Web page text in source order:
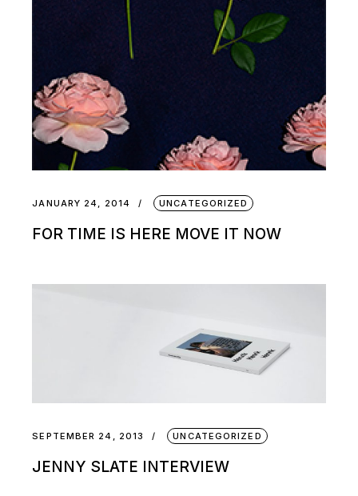
JANUARY 24, 2014 UNCATEGORIZED
FOR TIME IS HERE MOVE IT NOW
SEPTEMBER 24, 2013 UNCATEGORIZED
JENNY SLATE INTERVIEW